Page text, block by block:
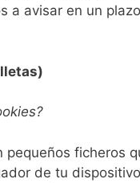
a avisar en un
pequeños ficheros
de tu dispositivo